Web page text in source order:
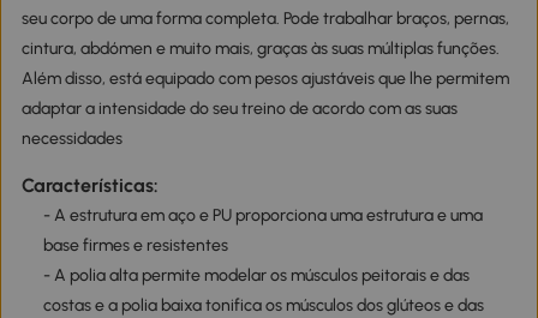
seu corpo de uma forma completa. Pode trabalhar braços, pernas,
cintura, abdómen e muito mais, graças às suas múltiplas funções.
Além disso, está equipado com pesos ajustáveis que lhe permitem
adaptar a intensidade do seu treino de acordo com as suas
necessidades
Características:
- A estrutura em aço e PU proporciona uma estrutura e uma
base firmes e resistentes
- A polia alta permite modelar os músculos peitorais e das
costas e a polia baixa tonifica os músculos dos glúteos e das